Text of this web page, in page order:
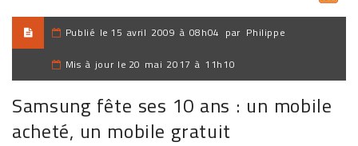
Publié le 15 avril 2009 à 08h04 par Philippe
Mis à jour le 20 mai 2017 à 11h10
Samsung fête ses 10 ans : un mobile
acheté, un mobile gratuit